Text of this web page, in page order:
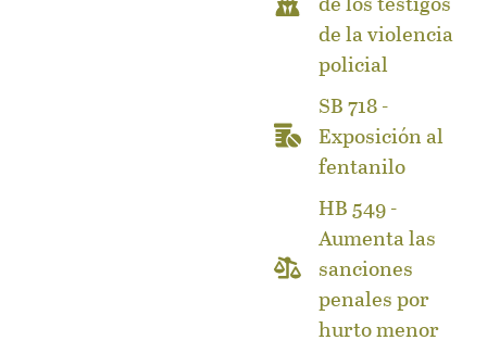
de la violencia
policial
SB 718 -
Exposición al
fentanilo
HB 549 -
Aumenta las
sanciones
penales por
hurto menor